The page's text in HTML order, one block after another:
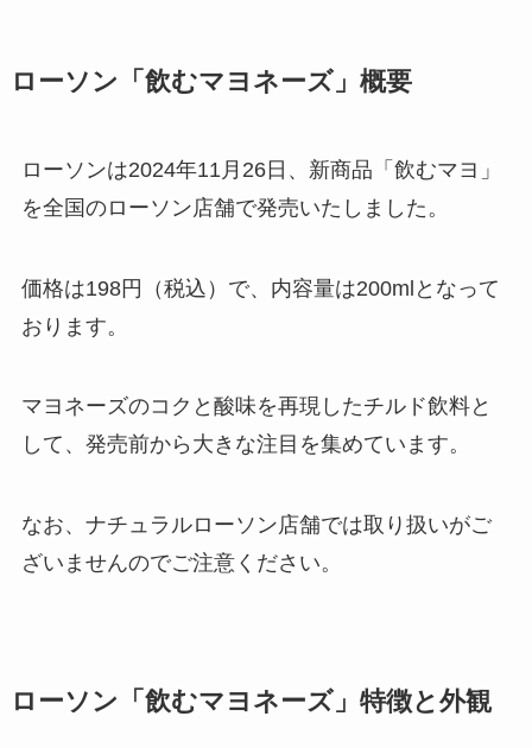
ローソン「飲むマヨネーズ」概要
ローソンは2024年11月26日、新商品「飲むマヨ」
を全国のローソン店舗で発売いたしました。
価格は198円（税込）で、内容量は200mlとなって
おります。
マヨネーズのコクと酸味を再現したチルド飲料と
して、発売前から大きな注目を集めています。
なお、ナチュラルローソン店舗では取り扱いがご
ざいませんのでご注意ください。
ローソン「飲むマヨネーズ」特徴と外観